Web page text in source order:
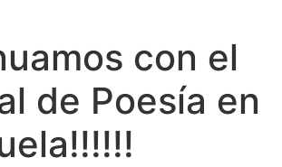
con el
de Poesía en